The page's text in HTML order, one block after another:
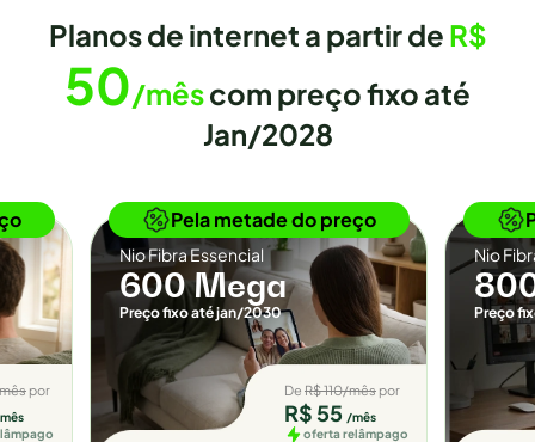
Planos de internet a partir de R$
50/mêscom preço fixo até
Jan/2028
por
Novidade
Nio Fibra Essencial
600 Mega
Preço fixo até jan/2030
De R$ 110/mês por
R$ 55 /mês
oferta relâmpago
Pela metade do preço
Nio
Preço